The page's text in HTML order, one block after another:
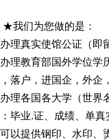
我们为您做的是：
理真实使馆公证（即
理教育部国外学位学
，落户，进国企，外
理各国各大学（世界
毕业.证、成绩、单真
以提供钢印、水印、